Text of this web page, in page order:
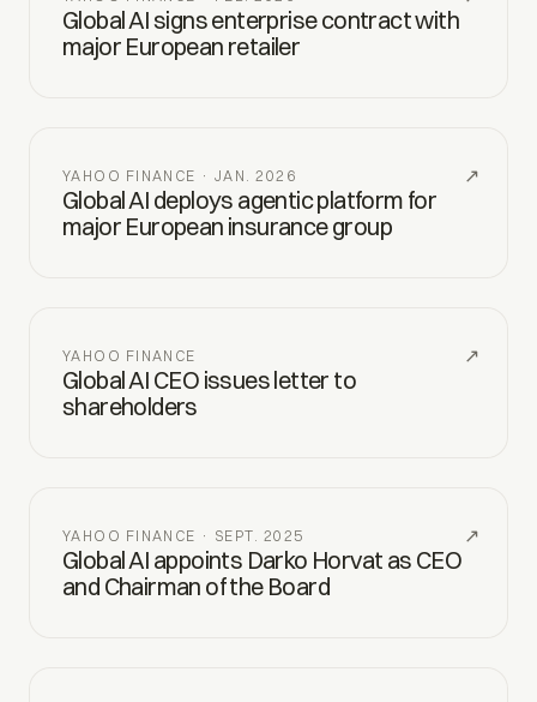
Global AI signs enterprise contract with
major European retailer
YAHOO FINANCE · JAN. 2026
Global AI deploys agentic platform for
major European insurance group
↗
YAHOO FINANCE
Global AI CEO issues letter to
shareholders
↗
YAHOO FINANCE · SEPT. 2025
Global AI appoints Darko Horvat as CEO
and Chairman of the Board
↗